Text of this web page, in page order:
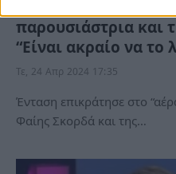
παρουσιάστρια και
“Eίναι ακραίο να το
Τε, 24 Απρ 2024 17:35
Ένταση επικράτησε στο
Φαίης Σκορδά και της…